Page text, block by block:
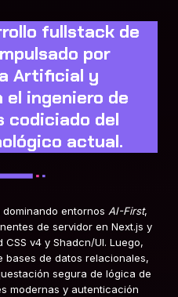
fullstack de
por
Artificial y
ingeniero de
codiciado del
actual.
entornos AI-First,
de servidor en Next.js y
v4 y Shadcn/UI. Luego,
bases de datos relacionales,
segura de lógica de
modernas y autenticación